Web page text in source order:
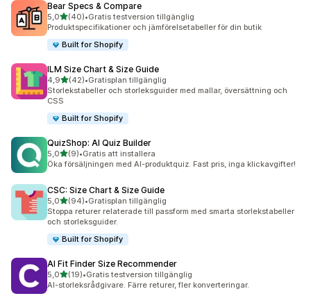
Bear Specs & Compare
5,0av 5 stjärnor
(40)
40 recensioner totalt
•Gratis testversion tillgänglig
Produktspecifikationer och jämförelsetabeller för din butik
Built for Shopify
ILM Size Chart & Size Guide
4,9av 5 stjärnor
(42)
42 recensioner totalt
•Gratisplan tillgänglig
Storlekstabeller och storleksguider med mallar, översättning och
CSS
Built for Shopify
QuizShop: AI Quiz Builder
5,0av 5 stjärnor
(9)
9 recensioner totalt
•Gratis att installera
Öka försäljningen med AI-produktquiz. Fast pris, inga klickavgifter!
CSC: Size Chart & Size Guide
5,0av 5 stjärnor
(94)
94 recensioner totalt
•Gratisplan tillgänglig
Stoppa returer relaterade till passform med smarta storlekstabeller
och storleksguider.
Built for Shopify
AI Fit Finder Size Recommender
5,0av 5 stjärnor
(19)
19 recensioner totalt
•Gratis testversion tillgänglig
AI-storleksrådgivare. Färre returer, fler konverteringar.